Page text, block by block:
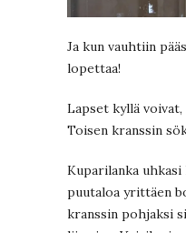
Ja kun vauhtiin
lopettaa!
Lapset kyllä
Toisen kranssin
Kuparilanka
puutaloa yrittäen
kranssin pohjaksi